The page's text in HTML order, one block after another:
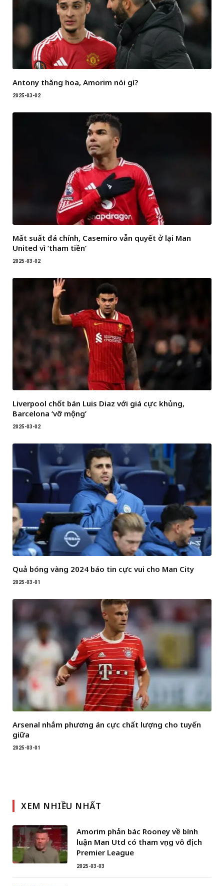
Antony thăng hoa, Amorim nói gì?
2025-03-02
Mất suất đá chính, Casemiro vẫn quyết ở lại Man
United vì ‘tham tiền’
2025-03-02
Liverpool chốt bán Luis Diaz với giá cực khủng,
Barcelona ‘vỡ mộng’
2025-03-02
Quả bóng vàng 2024 báo tin cực vui cho Man City
2025-03-01
Arsenal nhắm phương án cực chất lượng cho tuyến
giữa
2025-03-01
XEM NHIỀU NHẤT
Amorim phản bác Rooney về bình
luận Man Utd có tham vọng vô địch
Premier League
2025-03-03